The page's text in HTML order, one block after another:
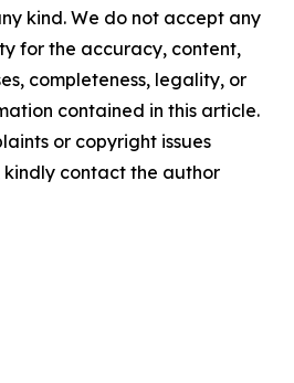
kind. We do not accept any
for the accuracy, content,
completeness, legality, or
contained in this article.
or copyright issues
contact the author